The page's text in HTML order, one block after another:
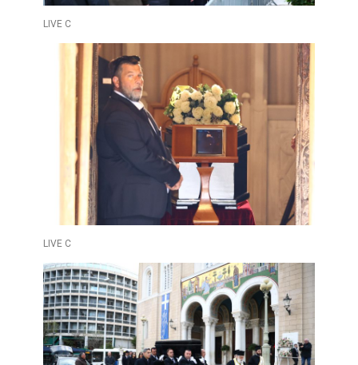
LIVE C
LIVE C